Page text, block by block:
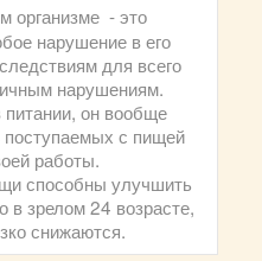
организме - это
нарушение в его
для всего
нарушениям.
он вообще
с пищей
работы.
способны улучшить
в зрелом 24 возрасте,
снижаются.